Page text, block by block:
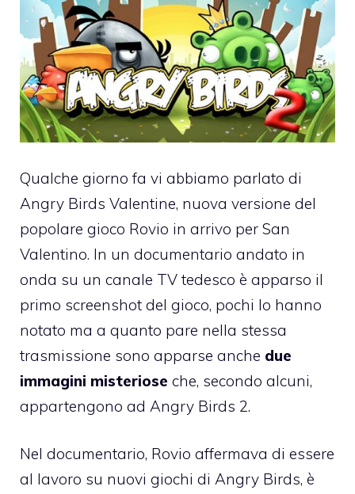
Qualche giorno fa vi abbiamo parlato di
Angry Birds Valentine, nuova versione del
popolare gioco Rovio in arrivo per San
Valentino. In un documentario andato in
onda su un canale TV tedesco è apparso il
primo screenshot del gioco, pochi lo hanno
notato ma a quanto pare nella stessa
trasmissione sono apparse anche due
immagini misteriose che, secondo alcuni,
appartengono ad Angry Birds 2.
Nel documentario, Rovio affermava di essere
al lavoro su nuovi giochi di Angry Birds, è